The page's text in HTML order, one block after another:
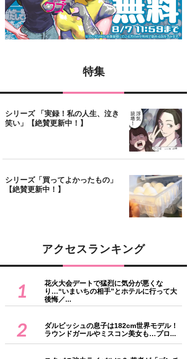
特集
シリーズ 「実録！私の人生、泣き
笑い」【絶賛更新中！】
シリーズ「買ってよかったもの」
【絶賛更新中！】
アクセスランキング
1
花火大会デートで猛烈に気分が悪くな
り…“いまいちの相手”とホテルに行って大
後悔／...
2
ダルビッシュの息子は182cm世界モデル！
ラウンドガールやミスコン美女も…プロ...